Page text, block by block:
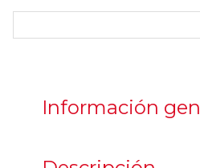
Información